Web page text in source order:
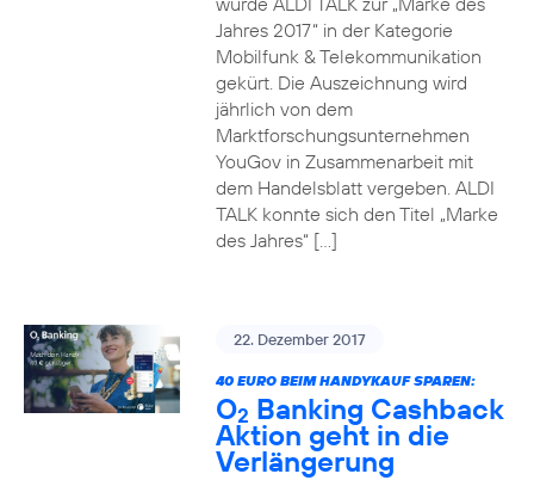
Jahres 2017“ in der Kategorie
Mobilfunk & Telekommunikation
gekürt. Die Auszeichnung wird
jährlich von dem
Marktforschungsunternehmen
YouGov in Zusammenarbeit mit
dem Handelsblatt vergeben. ALDI
TALK konnte sich den Titel „Marke
des Jahres“ […]
22. Dezember 2017
40 EURO BEIM HANDYKAUF SPAREN:
O2 Banking Cashback
Aktion geht in die
Verlängerung